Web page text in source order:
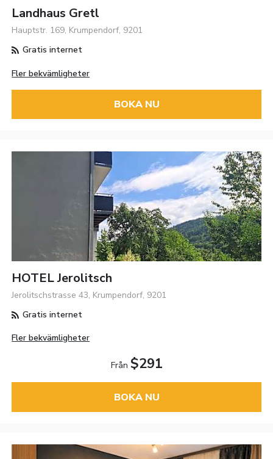
Landhaus Gretl
Hauptstr. 169, Krumpendorf, 9201
Gratis internet
Fler bekvämligheter
BOKA NU
HOTEL Jerolitsch
Jerolitschstrasse 43, Krumpendorf, 9201
Gratis internet
Fler bekvämligheter
Från $291
BOKA NU